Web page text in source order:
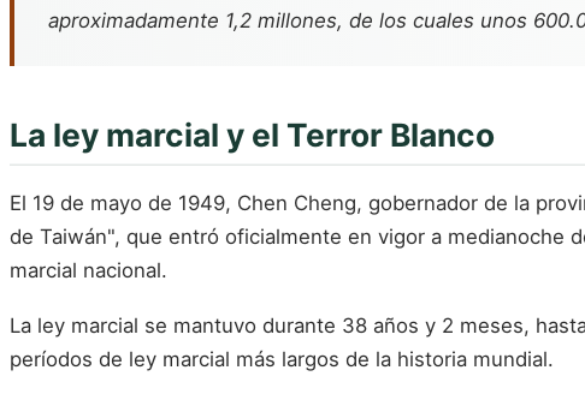
aproximadamente 1,2 millones, de los cuales unos
La ley marcial y el Terror Blanco
El 19 de mayo de 1949, Chen Cheng, gobernador de la
de Taiwán", que entró oficialmente en vigor a medianoche
marcial nacional.
La ley marcial se mantuvo durante 38 años y 2 meses,
períodos de ley marcial más largos de la historia mundial.